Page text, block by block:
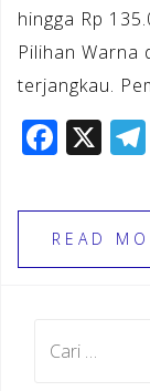
hingga Rp
Pilihan Warna
terjangkau.
F
c
e
b
o
X
READ